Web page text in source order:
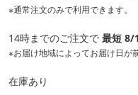
※通常注文のみで利用できます。
14時までのご注文で 最短 8/
※お届け地域によってお届け日が
在庫あり